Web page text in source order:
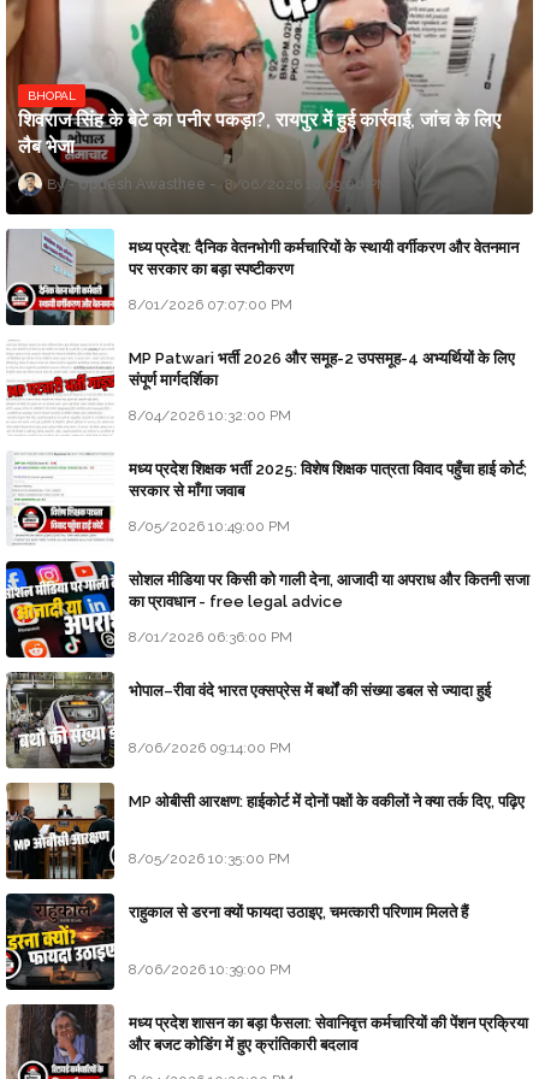
BHOPAL
शिवराज सिंह के बेटे का पनीर पकड़ा?, रायपुर में हुई कार्रवाई, जांच के लिए
लैब भेजा
Updesh Awasthee 8/06/2026 10:09:00 PM
मध्य प्रदेश: दैनिक वेतनभोगी कर्मचारियों के स्थायी वर्गीकरण और वेतनमान
पर सरकार का बड़ा स्पष्टीकरण
8/01/2026 07:07:00 PM
MP Patwari भर्ती 2026 और समूह-2 उपसमूह-4 अभ्यर्थियों के लिए
संपूर्ण मार्गदर्शिका
8/04/2026 10:32:00 PM
मध्य प्रदेश शिक्षक भर्ती 2025: विशेष शिक्षक पात्रता विवाद पहुँचा हाई कोर्ट;
सरकार से माँगा जवाब
8/05/2026 10:49:00 PM
सोशल मीडिया पर किसी को गाली देना, आजादी या अपराध और कितनी सजा
का प्रावधान - free legal advice
8/01/2026 06:36:00 PM
भोपाल–रीवा वंदे भारत एक्सप्रेस में बर्थों की संख्या डबल से ज्यादा हुई
8/06/2026 09:14:00 PM
MP ओबीसी आरक्षण: हाईकोर्ट में दोनों पक्षों के वकीलों ने क्या तर्क दिए, पढ़िए
8/05/2026 10:35:00 PM
राहुकाल से डरना क्यों फायदा उठाइए, चमत्कारी परिणाम मिलते हैं
8/06/2026 10:39:00 PM
मध्य प्रदेश शासन का बड़ा फैसला: सेवानिवृत्त कर्मचारियों की पेंशन प्रक्रिया
और बजट कोडिंग में हुए क्रांतिकारी बदलाव